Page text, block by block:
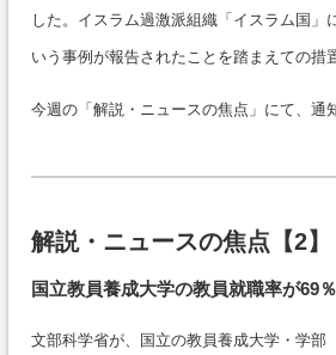
した。イスラム過激派組織「イスラム国
いう事例が報告されたことを踏まえての措
今週の「解説・ニュースの焦点」にて、通
解説・ニュースの焦点【2】
国立教員養成大学の教員就職率が69
文部科学省が、国立の教員養成大学・学部